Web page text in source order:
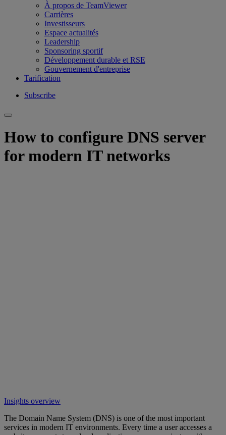
À propos de TeamViewer
Carrières
Investisseurs
Espace actualités
Leadership
Sponsoring sportif
Développement durable et RSE
Gouvernement d'entreprise
Tarification
Subscribe
How to configure DNS server
for modern IT networks
Insights overview
The Domain Name System (DNS) is one of the most important
services in modern IT environments. Every time a user accesses a